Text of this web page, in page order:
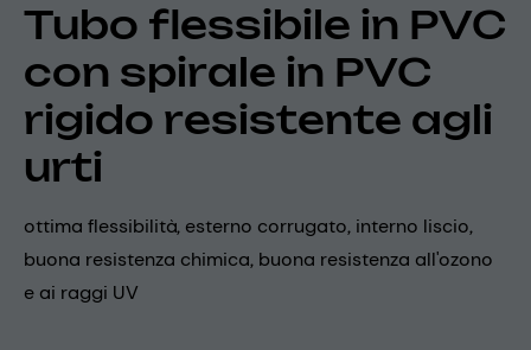
Tubo flessibile in PVC
con spirale in PVC
rigido resistente agli
urti
ottima flessibilità, esterno corrugato, interno liscio,
buona resistenza chimica, buona resistenza all'ozono
e ai raggi UV